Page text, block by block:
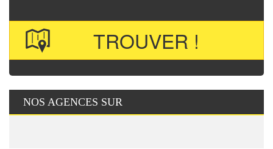
NOS AGENCES SUR